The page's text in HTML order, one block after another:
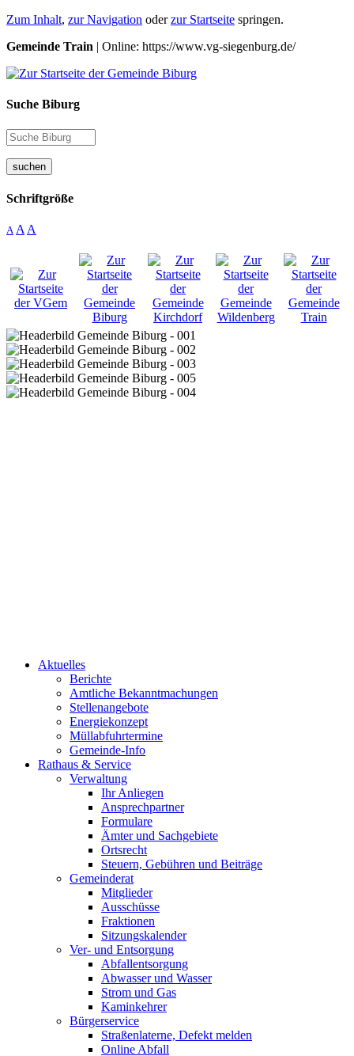
Zum Inhalt, zur Navigation oderzur Startseite springen.
Gemeinde Train | Online: https://www.vg-siegenburg.de/
Suche Biburg
suchen
Schriftgröße
A A A
Aktuelles
Berichte
Amtliche Bekanntmachungen
Stellenangebote
Energiekonzept
Müllabfuhrtermine
Gemeinde-Info
Rathaus & Service
Verwaltung
Ihr Anliegen
Ansprechpartner
Formulare
Ämter und Sachgebiete
Ortsrecht
Steuern, Gebühren und Beiträge
Gemeinderat
Mitglieder
Ausschüsse
Fraktionen
Sitzungskalender
Ver- und Entsorgung
Abfallentsorgung
Abwasser und Wasser
Strom und Gas
Kaminkehrer
Bürgerservice
Straßenlaterne, Defekt melden
Online Abfall